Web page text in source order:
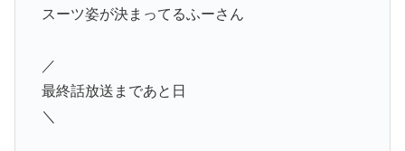
スーツ姿が決まってるふーさん
／
最終話放送まであと日
＼